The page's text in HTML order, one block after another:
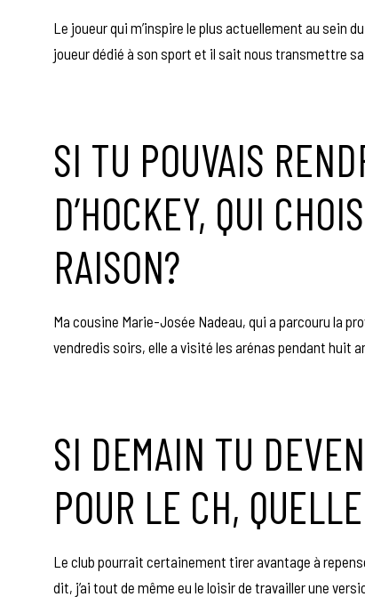
Le joueur qui m’inspire le plus actuellement au sein
joueur dédié à son sport et il sait nous transmettre
SI TU POUVAIS
D’HOCKEY, QUI
RAISON?
Ma cousine Marie-Josée Nadeau, qui a parcouru la
vendredis soirs, elle a visité les arénas pendant huit
SI DEMAIN TU
POUR LE CH,
Le club pourrait certainement tirer avantage à
dit, j’ai tout de même eu le loisir de travailler une